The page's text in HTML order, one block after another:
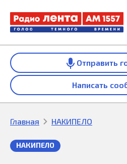
Отправить
Написать
Главная НАКИПЕЛО
НАКИПЕЛО